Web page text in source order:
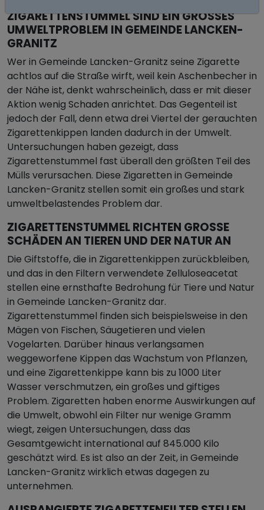
ZIGARETTENSTUMMEL SIND EIN GROSSES U
MWELTPROBLEM IN GEMEINDE LANCKEN-G
RANITZ
Wer in Gemeinde Lancken-Granitz seine Zigarette
achtlos auf die Straße wirft, weil kein Aschenbecher in
der Nähe ist, denkt wahrscheinlich, dass er mit dieser
Aktion wenig Schaden anrichtet. Das Gegenteil ist
jedoch der Fall, denn etwa drei Viertel der gerauchten
Zigarettenkippen landen dadurch in der Umwelt.
Untersuchungen haben gezeigt, dass
Zigarettenstummel fast überall den größten Teil des
Mülls verursachen. Diese Zigaretten in Gemeinde
Lancken-Granitz stellen somit ein großes und stark
umweltbelastendes Problem dar.
ZIGARETTENSTUMMEL RICHTEN GROSSE S
CHÄDEN AN TIEREN UND DER NATUR AN
Die Giftstoffe, die in Zigarettenkippen zurückbleiben,
und das in den Filtern verwendete Zelluloseacetat
stellen eine ernsthafte Bedrohung für Tiere und Natur
in Gemeinde Lancken-Granitz dar.
Zigarettenstummel finden sich beispielsweise in den
Mägen von Fischen, Säugetieren und vielen
Vogelarten. Darüber hinaus verlangsamen
weggeworfene Kippen das Wachstum von Pflanzen,
und eine Zigarettenkippe kann bis zu 1000 Liter
Wasser verschmutzen, ein großes und giftiges
Problem. Zigaretten haben enorme Auswirkungen auf
die Umwelt, obwohl ein Filter nur wenige Gramm
wiegt, zeigen Untersuchungen, dass das
Gesamtgewicht international auf 845.000 Kilo
geschätzt wird. Es ist also an der Zeit, in Gemeinde
Lancken-Granitz wirklich etwas dagegen zu
unternehmen.